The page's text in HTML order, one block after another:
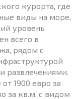
курорта, где
виды на море,
уровень
всего в
рядом с
развлечениями.
1900 евро за
за кв.м. с видом